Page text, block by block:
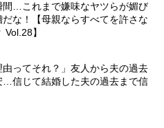
間…これまで嫌味なヤツらが媚び
な！【母親ならすべてを許さな
】
由ってそれ？」友人から夫の過去
…信じて結婚した夫の過去まで信